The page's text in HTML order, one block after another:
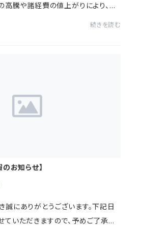
高騰や諸経費の値上がりにより、再
続きを読む
お知らせ】
誠にありがとうございます。下記日
いただきますので、予めご了承の